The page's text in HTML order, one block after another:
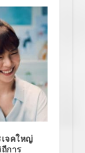
จคใหญ่
การ